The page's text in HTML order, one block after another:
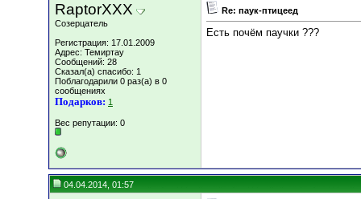
RaptorXXX
Созерцатель
Регистрация: 17.01.2009
Адрес: Темиртау
Сообщений: 28
Сказал(а) спасибо: 1
Поблагодарили 0 раз(а) в 0
сообщениях
Подарков: 1
Вес репутации: 0
Re: паук-птицеед
Есть почём паучки ???
04.04.2014, 01:57